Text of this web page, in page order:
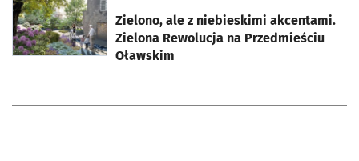
Zielono, ale z niebieskimi akcentami.
Zielona Rewolucja na Przedmieściu
Oławskim